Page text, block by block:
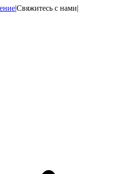
|Свяжитесь с нами|